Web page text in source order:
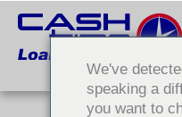
contenido
We've
speaking a
you want to